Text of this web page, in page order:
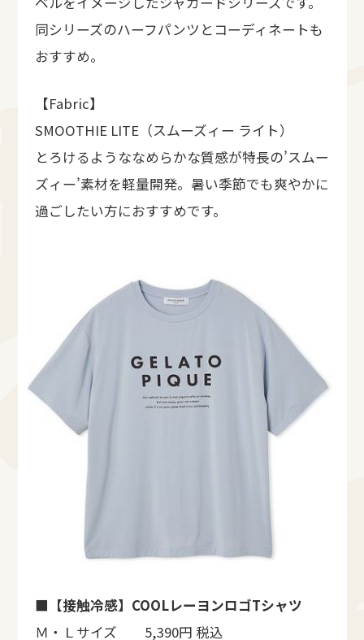
同シリーズのハーフパンツとコーディネートも
おすすめ。
【Fabric】
SMOOTHIE LITE（スムーズィー ライト）
とろけるようななめらかな質感が特長の’スムー
ズィー’素材を軽量開発。暑い季節でも爽やかに
過ごしたい方におすすめです。
■【接触冷感】COOLレーヨンロゴTシャツ
Ｍ・Ｌサイズ 5,390円 税込